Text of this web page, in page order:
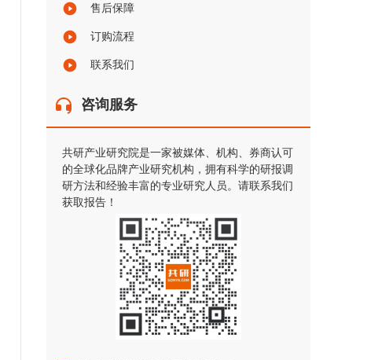
售后保障
订购流程
联系我们
咨询服务
共研产业研究院是一家被媒体、机构、券商认可
的全球化品牌产业研究机构，拥有科学的研报调
研方法和经验丰富的专业研究人员。请联系我们
获取报告！